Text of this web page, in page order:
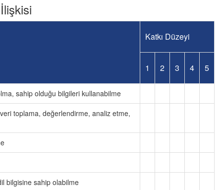
Katkı Düzeyi
1 2 3 4 5
sahip olduğu bilgileri kullanabilme
toplama, değerlendirme, analiz etme,
bilgisine sahip olabilme